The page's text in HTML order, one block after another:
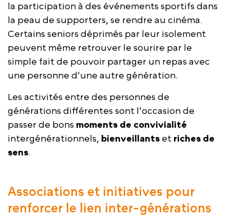
la participation à des événements sportifs dans
la peau de supporters, se rendre au cinéma.
Certains seniors déprimés par leur isolement
peuvent même retrouver le sourire par le
simple fait de pouvoir partager un repas avec
une personne d'une autre génération.
Les activités entre des personnes de
générations différentes sont l'occasion de
passer de bons moments de convivialité
intergénérationnels, bienveillants et riches de
sens.
Associations et initiatives pour
renforcer le lien inter-générations